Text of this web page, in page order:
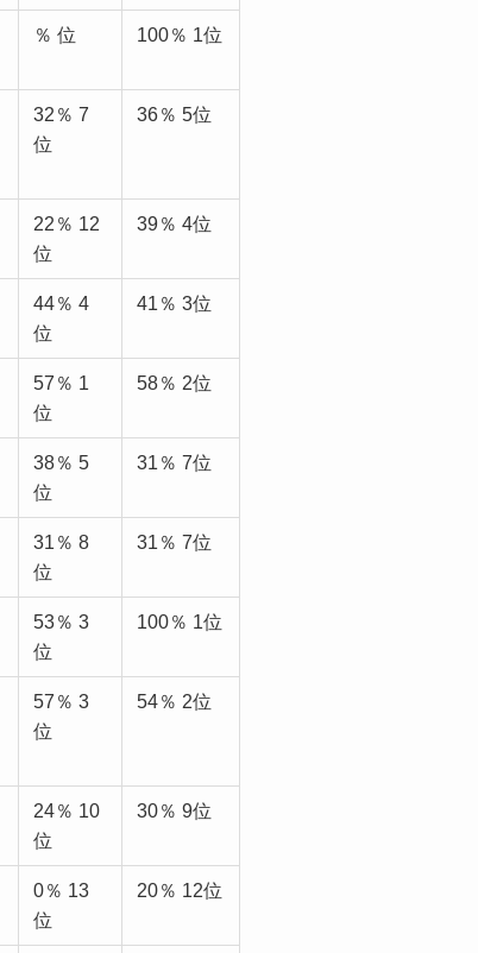
％ 位 100％ 1位
32％ 7
位
36％ 5位
22％ 12
位
39％ 4位
44％ 4
位
41％ 3位
57％ 1
位
58％ 2位
38％ 5
位
31％ 7位
31％ 8
位
31％ 7位
53％ 3
位
100％ 1位
57％ 3
位
54％ 2位
24％ 10
位
30％ 9位
0％ 13
位
20％ 12位